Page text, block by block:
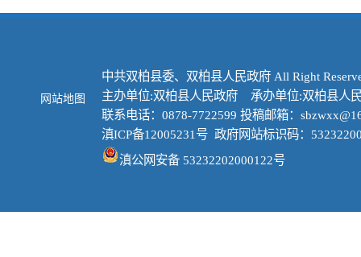
网站地图
中共双柏县委、双柏县人民政府 All Right
主办单位:双柏县人民政府 承办单位:双柏县人
联系电话：0878-7722599 投稿邮箱：
滇ICP备12005231号 政府网站标识码：
滇公网安备 53232202000122号